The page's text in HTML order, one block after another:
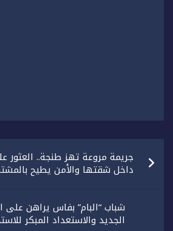
تصفّح
المقالاتجريمة مروعة تهز طنجة.. العثور
داخل شقتها والأمن يطيح
شباب “البام” بفاس يراهن
الجديد والاستعداد المبكر